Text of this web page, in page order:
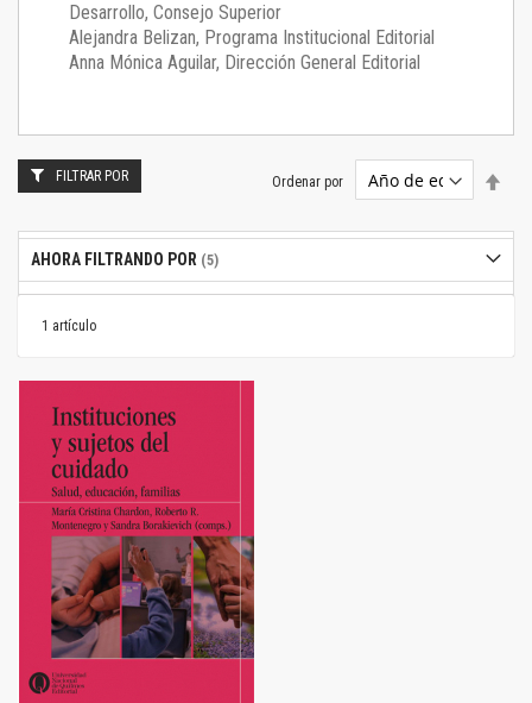
Desarrollo, Consejo Superior
Alejandra Belizan, Programa Institucional Editorial
Anna Mónica Aguilar, Dirección General Editorial
1 artículo
Ordenar por
FILTRAR POR
AHORA FILTRANDO POR